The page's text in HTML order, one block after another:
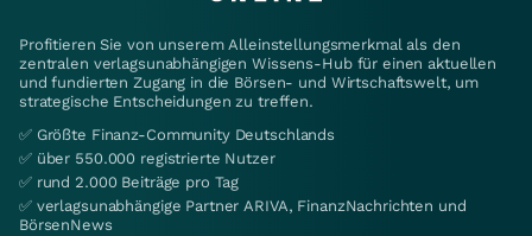
Profitieren Sie von unserem Alleinstellungsmerkmal als den
zentralen verlagsunabhängigen Wissens-Hub für einen aktuellen
und fundierten Zugang in die Börsen- und Wirtschaftswelt, um
strategische Entscheidungen zu treffen.
✅ Größte Finanz-Community Deutschlands
✅ über 550.000 registrierte Nutzer
✅ rund 2.000 Beiträge pro Tag
✅ verlagsunabhängige Partner ARIVA, FinanzNachrichten und
BörsenNews